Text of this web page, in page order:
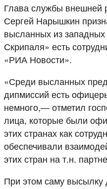
Глава службы внешней
Сергей Нарышкин
высланных из
Скрипаля» есть
«РИА Новости».
«Среди высланных
дипмиссий есть
немного,— отметил
лица, которые были
этих странах как
обеспечивали
этих стран на т.н.
При этом саму